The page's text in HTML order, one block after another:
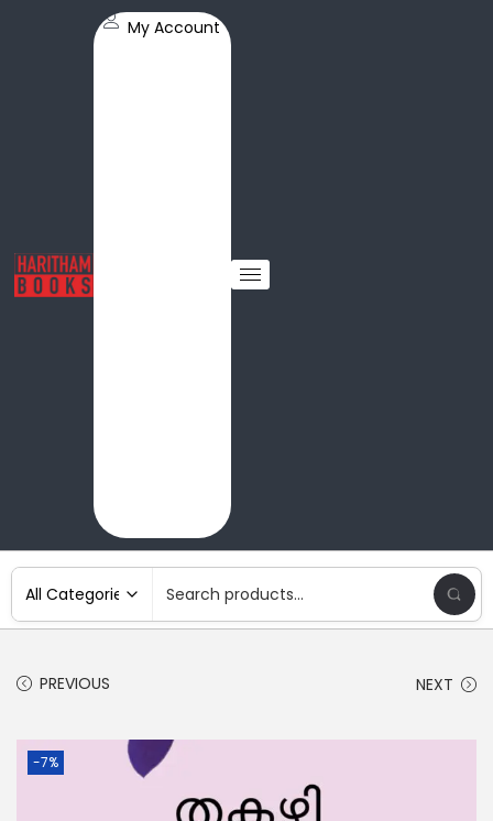
My Account
PREVIOUS NEXT
-7%